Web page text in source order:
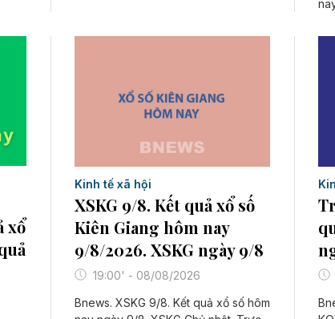
xổ
Kinh tế xã hội
XSKG 9/8. Kết quả xổ số
Kiên Giang hôm nay
9/8/2026. XSKG ngày 9/8
19:00' - 08/08/2026
Bnews. XSKG 9/8. Kết quả xổ số hôm